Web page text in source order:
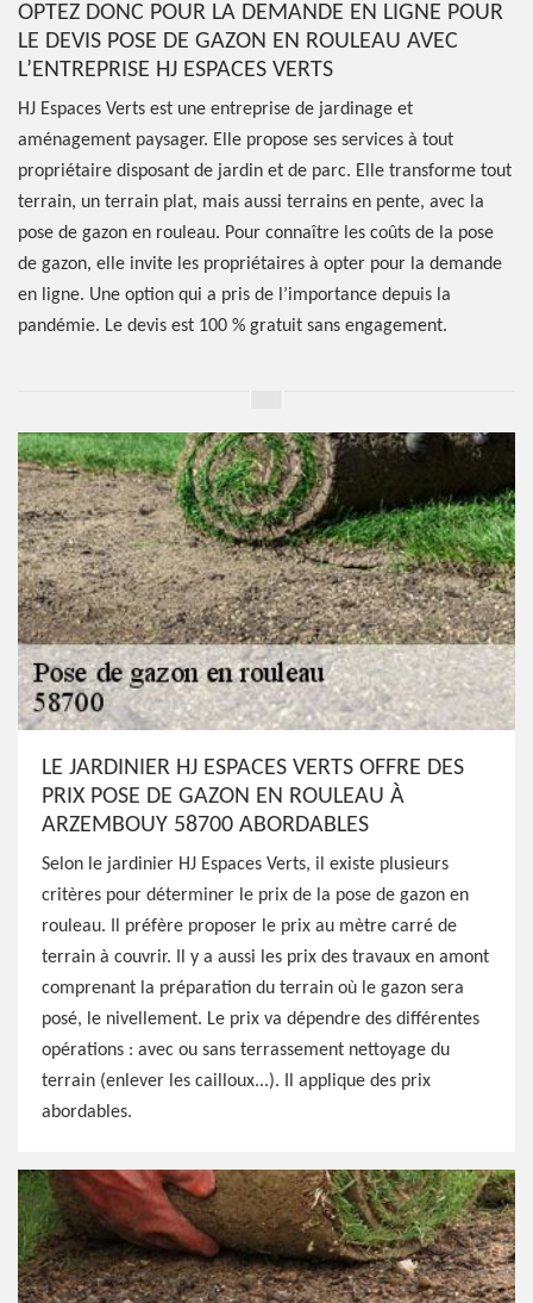
OPTEZ DONC POUR LA DEMANDE EN LIGNE POUR
LE DEVIS POSE DE GAZON EN ROULEAU AVEC
L’ENTREPRISE HJ ESPACES VERTS
HJ Espaces Verts est une entreprise de jardinage et
aménagement paysager. Elle propose ses services à tout
propriétaire disposant de jardin et de parc. Elle transforme tout
terrain, un terrain plat, mais aussi terrains en pente, avec la
pose de gazon en rouleau. Pour connaître les coûts de la pose
de gazon, elle invite les propriétaires à opter pour la demande
en ligne. Une option qui a pris de l’importance depuis la
pandémie. Le devis est 100 % gratuit sans engagement.
LE JARDINIER HJ ESPACES VERTS OFFRE DES
PRIX POSE DE GAZON EN ROULEAU À
ARZEMBOUY 58700 ABORDABLES
Selon le jardinier HJ Espaces Verts, il existe plusieurs
critères pour déterminer le prix de la pose de gazon en
rouleau. Il préfère proposer le prix au mètre carré de
terrain à couvrir. Il y a aussi les prix des travaux en amont
comprenant la préparation du terrain où le gazon sera
posé, le nivellement. Le prix va dépendre des différentes
opérations : avec ou sans terrassement nettoyage du
terrain (enlever les cailloux...). Il applique des prix
abordables.